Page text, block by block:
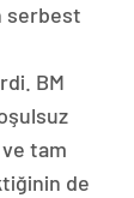
serbest
BM
ve tam
de